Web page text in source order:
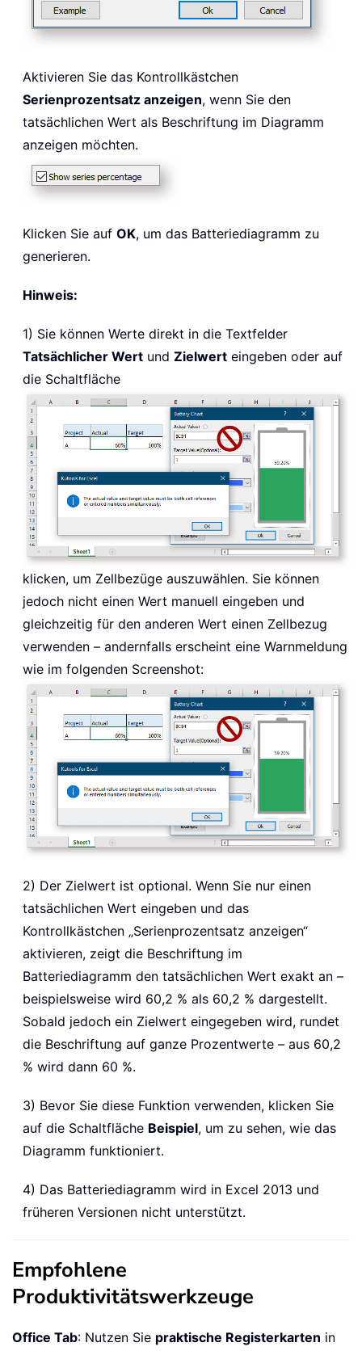
Aktivieren Sie das Kontrollkästchen
Serienprozentsatz anzeigen, wenn Sie den
tatsächlichen Wert als Beschriftung im Diagramm
anzeigen möchten.
Klicken Sie auf OK, um das Batteriediagramm zu
generieren.
Hinweis:
1) Sie können Werte direkt in die Textfelder
Tatsächlicher Wert und Zielwert eingeben oder auf
die Schaltfläche
klicken, um Zellbezüge auszuwählen. Sie können
jedoch nicht einen Wert manuell eingeben und
gleichzeitig für den anderen Wert einen Zellbezug
verwenden – andernfalls erscheint eine Warnmeldung
wie im folgenden Screenshot:
2) Der Zielwert ist optional. Wenn Sie nur einen
tatsächlichen Wert eingeben und das
Kontrollkästchen „Serienprozentsatz anzeigen“
aktivieren, zeigt die Beschriftung im
Batteriediagramm den tatsächlichen Wert exakt an –
beispielsweise wird 60,2 % als 60,2 % dargestellt.
Sobald jedoch ein Zielwert eingegeben wird, rundet
die Beschriftung auf ganze Prozentwerte – aus 60,2
% wird dann 60 %.
3) Bevor Sie diese Funktion verwenden, klicken Sie
auf die Schaltfläche Beispiel, um zu sehen, wie das
Diagramm funktioniert.
4) Das Batteriediagramm wird in Excel 2013 und
früheren Versionen nicht unterstützt.
Empfohlene
Produktivitätswerkzeuge
Office Tab: Nutzen Sie praktische Registerkarten in